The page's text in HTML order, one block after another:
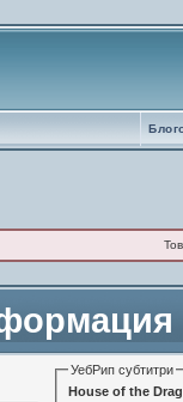
УебРип субтитри
House of the